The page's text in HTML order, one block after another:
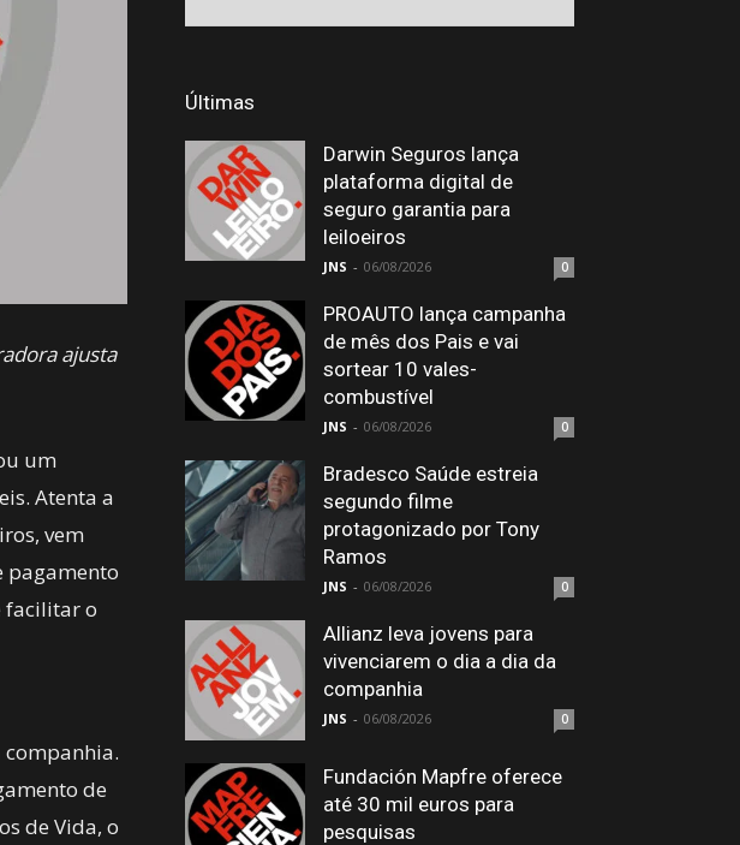
ajusta
um
Atenta a
vem
pagamento
facilitar o
de
de Vida, o
Últimas
Darwin Seguros lança
plataforma digital de
seguro garantia para
leiloeiros
JNS - 06/08/2026 0
PROAUTO lança campanha
de mês dos Pais e vai
sortear 10 vales-
combustível
JNS - 06/08/2026 0
Bradesco Saúde estreia
segundo filme
protagonizado por Tony
Ramos
JNS - 06/08/2026 0
Allianz leva jovens para
vivenciarem o dia a dia da
companhia
JNS - 06/08/2026 0
Fundación Mapfre oferece
até 30 mil euros para
pesquisas